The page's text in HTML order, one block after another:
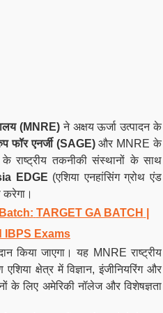
(MNRE)ने अक्षय ऊर्जा उत्पादन के
फॉर एनर्जी (SAGE)और MNRE के
तकनीकी संस्थानों के साथ
EDGE (एशिया एनहांसिंग ग्रोथ एंड
करेगा।
TARGET GA BATCH
IBPS Exams
किया जाएगा। यह MNRE राष्ट्रीय
क्षेत्र में विज्ञान, इंजीनियरिंग और
के लिए अमेरिकी नॉलेज और विशेषज्ञता